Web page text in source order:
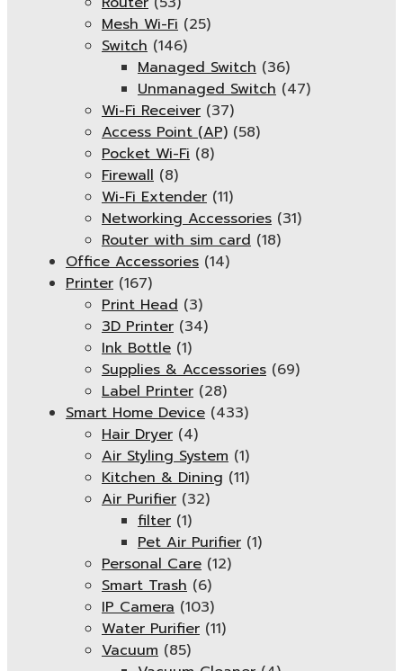
Mesh Wi-Fi (25)
Switch (146)
Managed Switch (36)
Unmanaged Switch (47)
Wi-Fi Receiver (37)
Access Point (AP) (58)
Pocket Wi-Fi (8)
Firewall (8)
Wi-Fi Extender (11)
Networking Accessories (31)
Router with sim card (18)
Office Accessories (14)
Printer (167)
Print Head (3)
3D Printer (34)
Ink Bottle (1)
Supplies & Accessories (69)
Label Printer (28)
Smart Home Device (433)
Hair Dryer (4)
Air Styling System (1)
Kitchen & Dining (11)
Air Purifier (32)
filter (1)
Pet Air Purifier (1)
Personal Care (12)
Smart Trash (6)
IP Camera (103)
Water Purifier (11)
Vacuum (85)